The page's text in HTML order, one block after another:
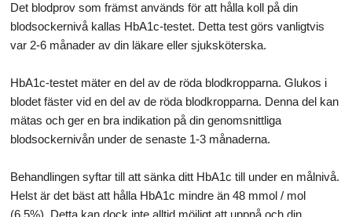
Det blodprov som främst används för att hålla koll på din
blodsockernivå kallas HbA1c-testet. Detta test görs vanligtvis
var 2-6 månader av din läkare eller sjuksköterska.
HbA1c-testet mäter en del av de röda blodkropparna. Glukos i
blodet fäster vid en del av de röda blodkropparna. Denna del kan
mätas och ger en bra indikation på din genomsnittliga
blodsockernivån under de senaste 1-3 månaderna.
Behandlingen syftar till att sänka ditt HbA1c till under en målnivå.
Helst är det bäst att hålla HbA1c mindre än 48 mmol / mol
(6,5%). Detta kan dock inte alltid möjligt att uppnå och din